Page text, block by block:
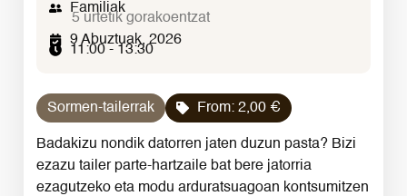
Familiak
5 urtetik gorakoentzat
9 Abuztuak, 2026
11:00 - 13:30
Sormen-tailerrak From: 2,00 €
Badakizu nondik datorren jaten duzun pasta? Bizi
ezazu tailer parte-hartzaile bat bere jatorria
ezagutzeko eta modu arduratsuagoan kontsumitzen